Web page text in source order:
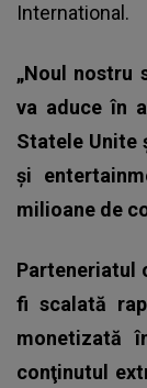
International.
„Noul nostru
va aduce în
Statele Unite
şi
milioane de
Parteneriatul
fi scalată
monetizată
conţinutul